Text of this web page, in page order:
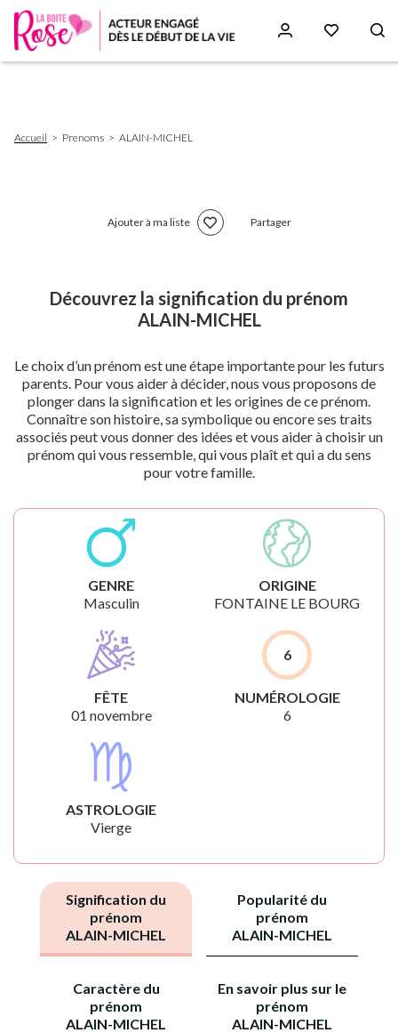
d'Ariane
Accueil Prenoms ALAIN-MICHEL
Ajouter à ma liste Partager
Découvrez la signification du prénom
ALAIN-MICHEL
Le choix d’un prénom est une étape importante pour les futurs
parents. Pour vous aider à décider, nous vous proposons de
plonger dans la signification et les origines de ce prénom.
Connaître son histoire, sa symbolique ou encore ses traits
associés peut vous donner des idées et vous aider à choisir un
prénom qui vous ressemble, qui vous plaît et qui a du sens
pour votre famille.
GENRE
Masculin
ORIGINE
FONTAINE LE BOURG
FÊTE
01 novembre
6
NUMÉROLOGIE
6
ASTROLOGIE
Vierge
Signification du
prénom
ALAIN-MICHEL
Popularité du
prénom
ALAIN-MICHEL
Caractère du
prénom
ALAIN-MICHEL
En savoir plus sur le
prénom
ALAIN-MICHEL